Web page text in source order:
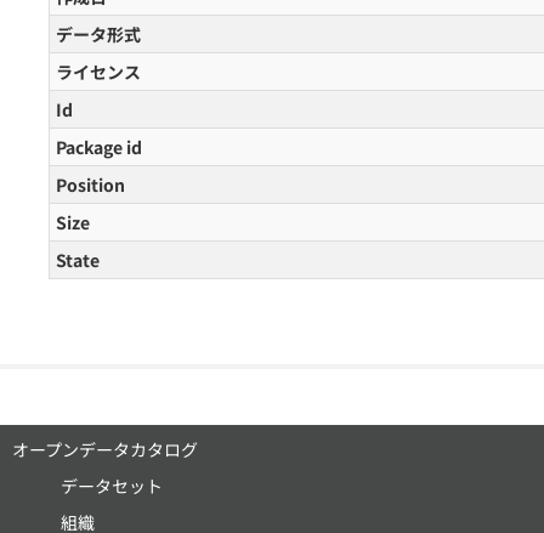
データ形式
ライセンス
Id
Package id
Position
Size
State
オープンデータカタログ
データセット
組織